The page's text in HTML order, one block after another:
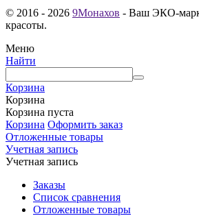
© 2016 - 2026 9Монахов - Ваш ЭКО-
красоты.
Меню
Найти
Корзина
Корзина
Корзина пуста
Корзина Оформить заказ
Отложенные товары
Учетная запись
Учетная запись
Заказы
Список сравнения
Отложенные товары